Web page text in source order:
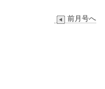
前月号へ